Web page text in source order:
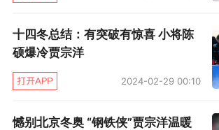
战，这自然是集团优势的体现，
巧队整体实力强大，只不过，除
到金牌，其余时候我们只能是金
十四冬总结：有突破有惊喜 小将陈
硕爆冷贾宗洋
2024-02-29 00:10
憾别北京冬奥 “钢铁侠”贾宗洋温暖